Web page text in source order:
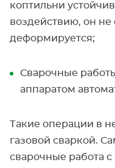
коптильни
воздействию, он не
деформируется;
Сварочные
аппаратом
Такие операции в
газовой сваркой.
сварочные работа